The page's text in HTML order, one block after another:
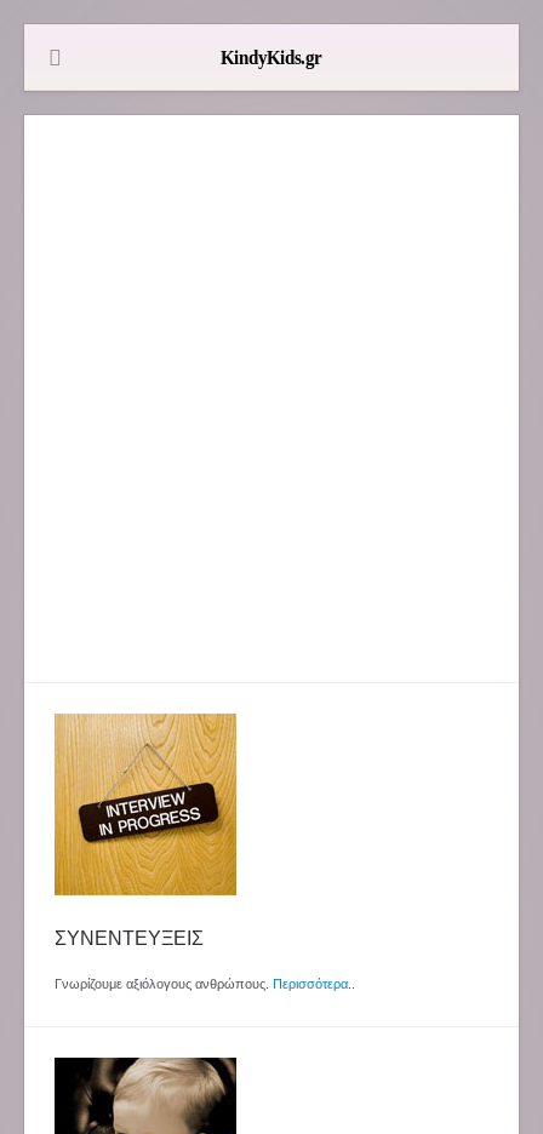
ΣΥΝΕΝΤΕΥΞΕΙΣ
Γνωρίζουμε αξιόλογους ανθρώπους. Περισσότερα